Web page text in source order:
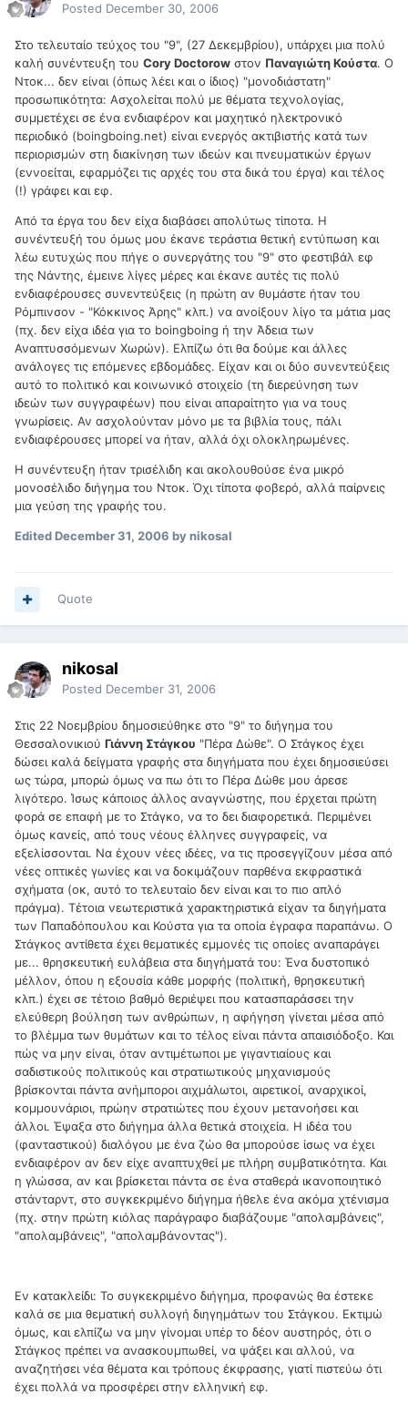
Posted December 30, 2006
Στο τελευταίο τεύχος του "9", (27 Δεκεμβρίου), υπάρχει μια πολύ
καλή συνέντευξη του Cory Doctorow στον Παναγιώτη Κούστα. Ο
Ντοκ... δεν είναι (όπως λέει και ο ίδιος) "μονοδιάστατη"
προσωπικότητα: Ασχολείται πολύ με θέματα τεχνολογίας,
συμμετέχει σε ένα ενδιαφέρον και μαχητικό ηλεκτρονικό
περιοδικό (boingboing.net) είναι ενεργός ακτιβιστής κατά των
περιορισμών στη διακίνηση των ιδεών και πνευματικών έργων
(εννοείται, εφαρμόζει τις αρχές του στα δικά του έργα) και τέλος
(!) γράφει και εφ.
Από τα έργα του δεν είχα διαβάσει απολύτως τίποτα. Η
συνέντευξή του όμως μου έκανε τεράστια θετική εντύπωση και
λέω ευτυχώς που πήγε ο συνεργάτης του "9" στο φεστιβάλ εφ
της Νάντης, έμεινε λίγες μέρες και έκανε αυτές τις πολύ
ενδιαφέρουσες συνεντεύξεις (η πρώτη αν θυμάστε ήταν του
Ρόμπινσον - "Κόκκινος Άρης" κλπ.) να ανοίξουν λίγο τα μάτια μας
(πχ. δεν είχα ιδέα για το boingboing ή την Άδεια των
Αναπτυσσόμενων Χωρών). Ελπίζω ότι θα δούμε και άλλες
ανάλογες τις επόμενες εβδομάδες. Είχαν και οι δύο συνεντεύξεις
αυτό το πολιτικό και κοινωνικό στοιχείο (τη διερεύνηση των
ιδεών των συγγραφέων) που είναι απαραίτητο για να τους
γνωρίσεις. Αν ασχολούνταν μόνο με τα βιβλία τους, πάλι
ενδιαφέρουσες μπορεί να ήταν, αλλά όχι ολοκληρωμένες.
Η συνέντευξη ήταν τρισέλιδη και ακολουθούσε ένα μικρό
μονοσέλιδο διήγημα του Ντοκ. Όχι τίποτα φοβερό, αλλά παίρνεις
μια γεύση της γραφής του.
EditedDecember 31, 2006 by nikosal
Quote
nikosal
Posted December 31, 2006
Στις 22 Νοεμβρίου δημοσιεύθηκε στο "9" το διήγημα του
Θεσσαλονικιού Γιάννη Στάγκου "Πέρα Δώθε". Ο Στάγκος έχει
δώσει καλά δείγματα γραφής στα διηγήματα που έχει δημοσιεύσει
ως τώρα, μπορώ όμως να πω ότι το Πέρα Δώθε μου άρεσε
λιγότερο. Ίσως κάποιος άλλος αναγνώστης, που έρχεται πρώτη
φορά σε επαφή με το Στάγκο, να το δει διαφορετικά. Περιμένει
όμως κανείς, από τους νέους έλληνες συγγραφείς, να
εξελίσσονται. Να έχουν νέες ιδέες, να τις προσεγγίζουν μέσα από
νέες οπτικές γωνίες και να δοκιμάζουν παρθένα εκφραστικά
σχήματα (οκ, αυτό το τελευταίο δεν είναι και το πιο απλό
πράγμα). Τέτοια νεωτεριστικά χαρακτηριστικά είχαν τα διηγήματα
των Παπαδόπουλου και Κούστα για τα οποία έγραφα παραπάνω. Ο
Στάγκος αντίθετα έχει θεματικές εμμονές τις οποίες αναπαράγει
με... θρησκευτική ευλάβεια στα διηγήματά του: Ένα δυστοπικό
μέλλον, όπου η εξουσία κάθε μορφής (πολιτική, θρησκευτική
κλπ.) έχει σε τέτοιο βαθμό θεριέψει που κατασπαράσσει την
ελεύθερη βούληση των ανθρώπων, η αφήγηση γίνεται μέσα από
το βλέμμα των θυμάτων και το τέλος είναι πάντα απαισιόδοξο. Και
πώς να μην είναι, όταν αντιμέτωποι με γιγαντιαίους και
σαδιστικούς πολιτικούς και στρατιωτικούς μηχανισμούς
βρίσκονται πάντα ανήμποροι αιχμάλωτοι, αιρετικοί, αναρχικοί,
κομμουνάριοι, πρώην στρατιώτες που έχουν μετανοήσει και
άλλοι. Έψαξα στο διήγημα άλλα θετικά στοιχεία. Η ιδέα του
(φανταστικού) διαλόγου με ένα ζώο θα μπορούσε ίσως να έχει
ενδιαφέρον αν δεν είχε αναπτυχθεί με πλήρη συμβατικότητα. Και
η γλώσσα, αν και βρίσκεται πάντα σε ένα σταθερά ικανοποιητικό
στάνταρντ, στο συγκεκριμένο διήγημα ήθελε ένα ακόμα χτένισμα
(πχ. στην πρώτη κιόλας παράγραφο διαβάζουμε "απολαμβάνεις",
"απολαμβάνεις", "απολαμβάνοντας").
Εν κατακλείδι: Το συγκεκριμένο διήγημα, προφανώς θα έστεκε
καλά σε μια θεματική συλλογή διηγημάτων του Στάγκου. Εκτιμώ
όμως, και ελπίζω να μην γίνομαι υπέρ το δέον αυστηρός, ότι ο
Στάγκος πρέπει να ανασκουμπωθεί, να ψάξει και αλλού, να
αναζητήσει νέα θέματα και τρόπους έκφρασης, γιατί πιστεύω ότι
έχει πολλά να προσφέρει στην ελληνική εφ.